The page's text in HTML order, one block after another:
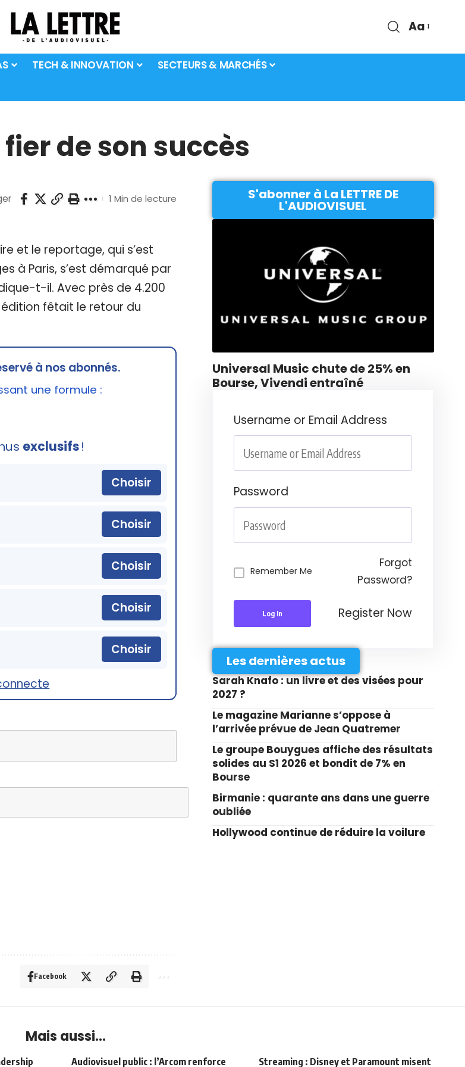
Aa
TECH & INNOVATION
SECTEURS & MARCHÉS
de son succès
1 Min de lecture
et le reportage, qui s’est
à Paris, s’est démarqué par
t-il. Avec près de 4.200
fêtait le retour du
à nos abonnés.
une formule :
exclusifs!
Choisir
Choisir
Choisir
Choisir
Choisir
Facebook
S'abonner à La LETTRE DE
L'AUDIOVISUEL
Universal Music chute de 25% en
Bourse, Vivendi entraîné
Username or Email Address
Password
Remember Me
Forgot
Password?
Log In Register Now
Les dernières actus
Sarah Knafo : un livre et des visées pour
2027 ?
Le magazine Marianne s’oppose à
l’arrivée prévue de Jean Quatremer
Le groupe Bouygues affiche des résultats
solides au S1 2026 et bondit de 7% en
Bourse
Birmanie : quarante ans dans une guerre
oubliée
Hollywood continue de réduire la voilure
Mais aussi...
Audiovisuel public : l’Arcom renforce Streaming : Disney et Paramount misent